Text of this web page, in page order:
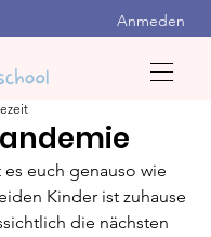
Anmeden
euch genauso wie
Kinder ist zuhause
die nächsten